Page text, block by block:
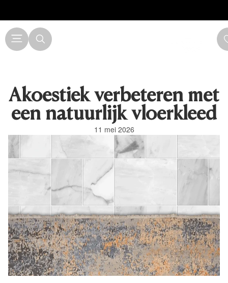
Akoestiek verbeteren met
een natuurlijk vloerkleed
11 mei 2026